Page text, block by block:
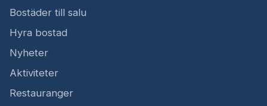
Bostäder till salu
Hyra bostad
Nyheter
Aktiviteter
Restauranger